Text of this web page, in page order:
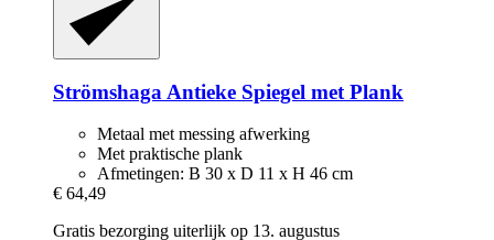
Strömshaga Antieke Spiegel met Plank
Metaal met messing afwerking
Met praktische plank
Afmetingen: B 30 x D 11 x H 46 cm
€ 64,49
Gratis bezorging uiterlijk op 13. augustus